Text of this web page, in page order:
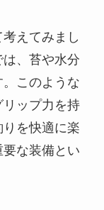
えてみまし
、苔や水分
このような
ップ力を持
を快適に楽
な装備とい